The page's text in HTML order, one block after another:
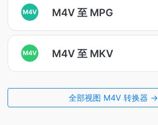
M4V M4V 至 MPG
M4V M4V 至 MKV
全部视图 M4V 转换器 →